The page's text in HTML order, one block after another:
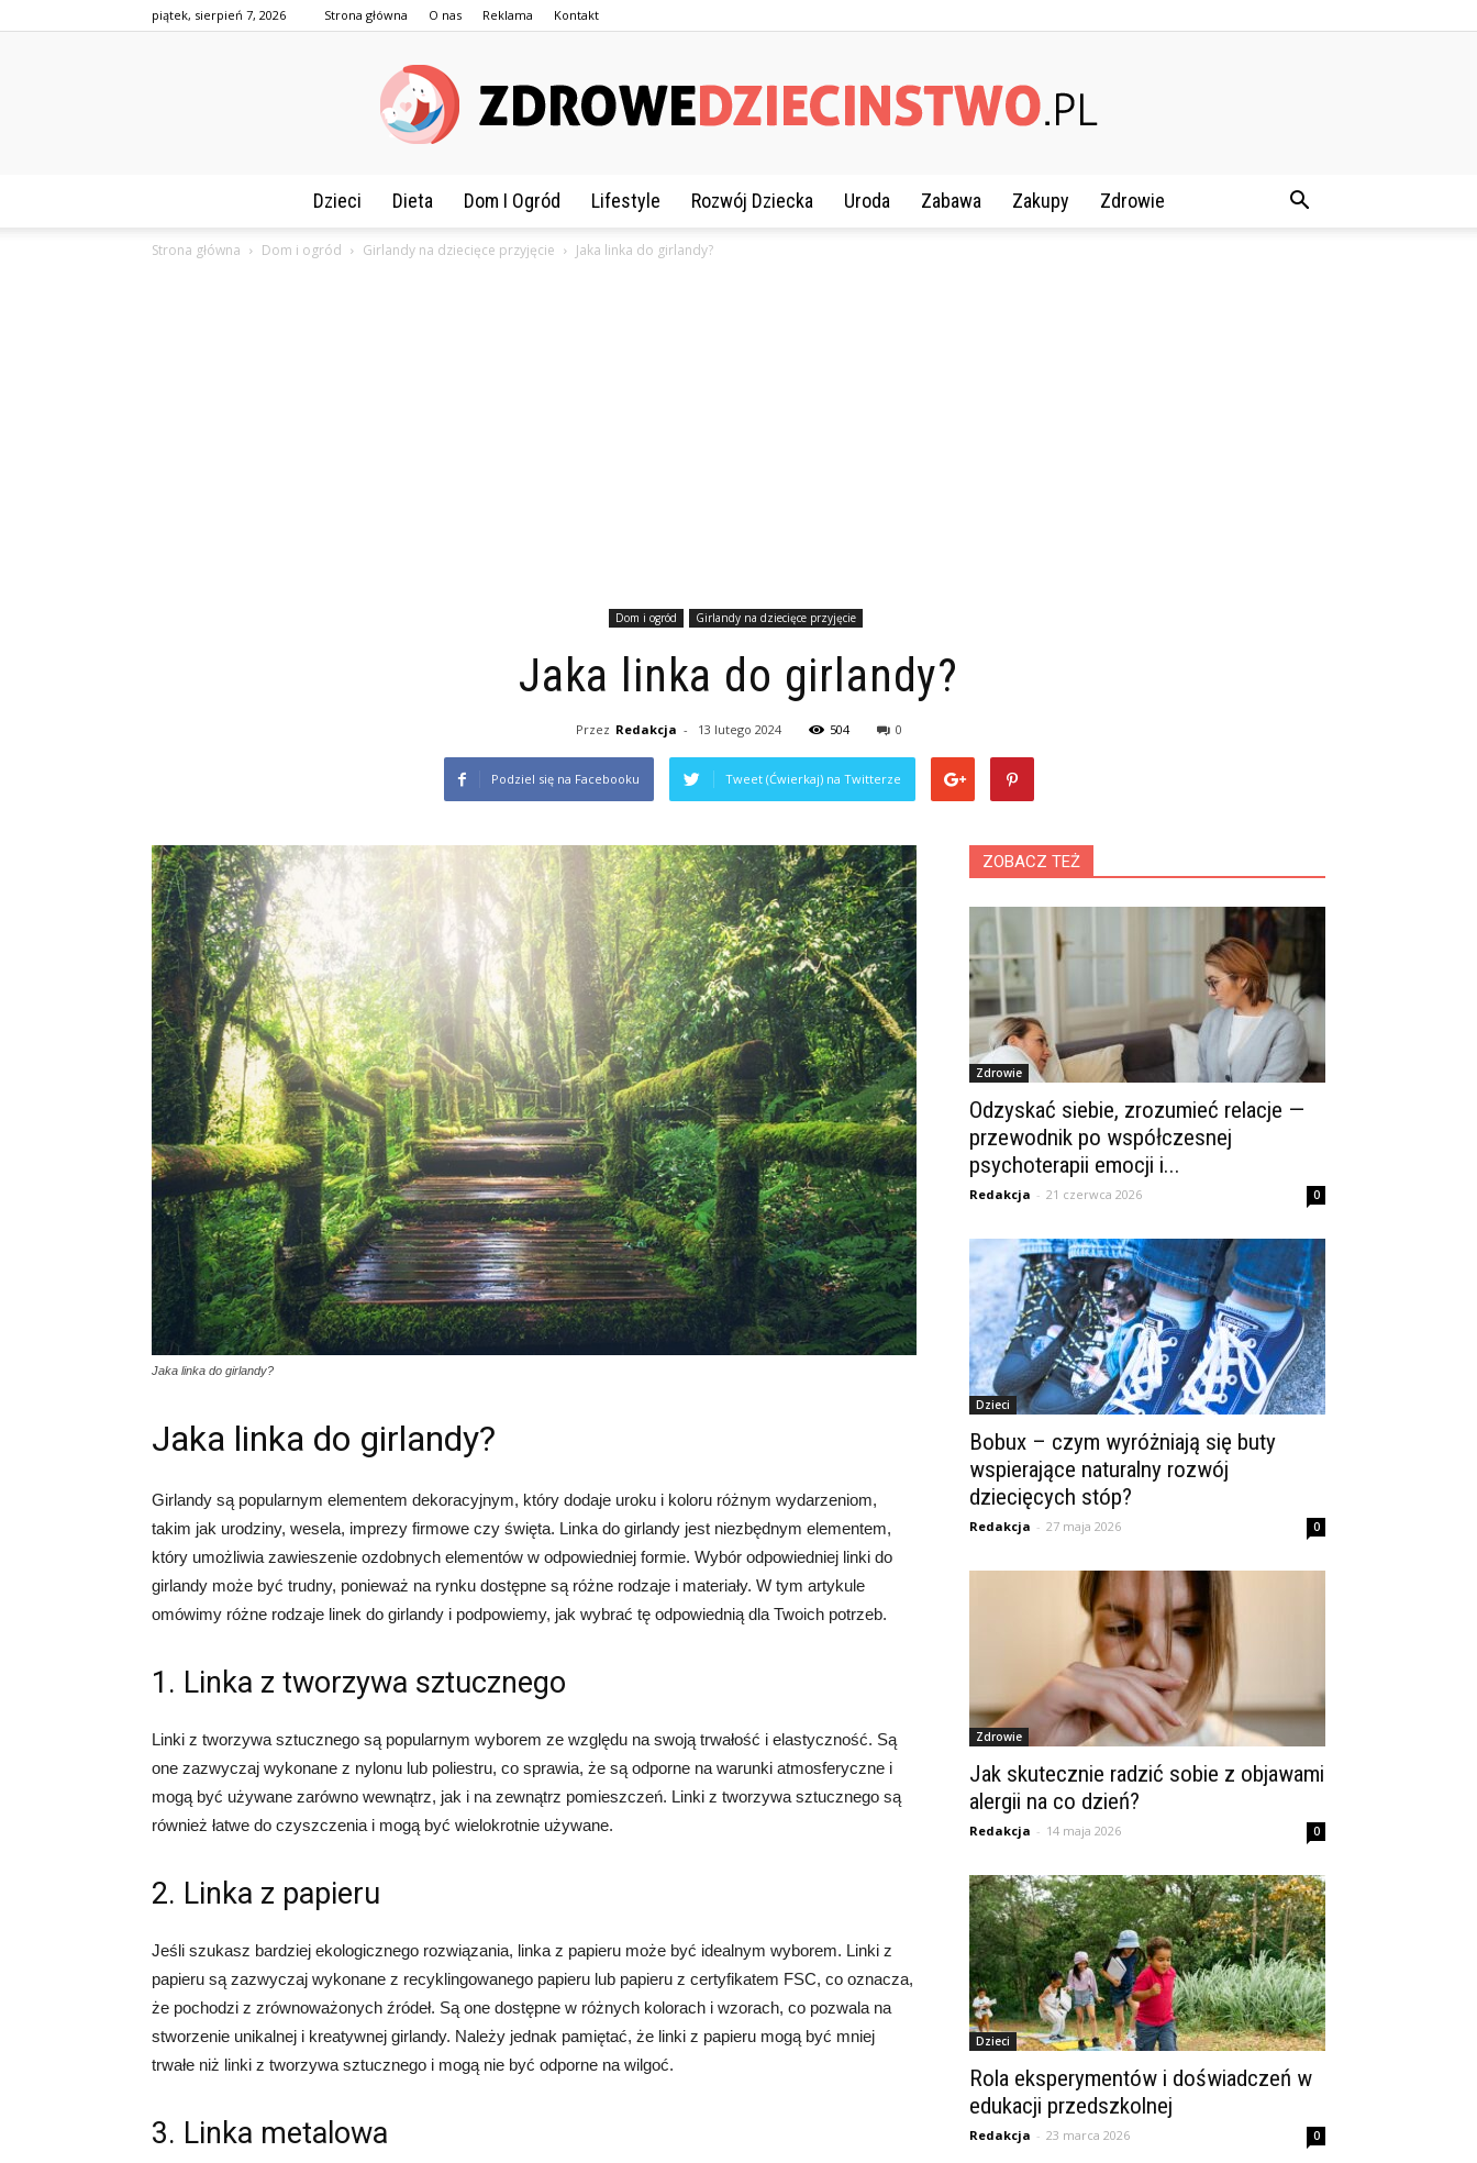
piątek, sierpień 7, 2026 Strona główna O nas Reklama Kontakt
ZdroweDziecinstwo.pl
Dzieci Dieta Dom I Ogród Lifestyle Rozwój Dziecka Uroda Zabawa Zakupy Zdrowie
Strona główna Dom i ogród Girlandy na dziecięce przyjęcie Jaka linka do girlandy?
Dom i ogród Girlandy na dziecięce przyjęcie
Jaka linka do girlandy?
Przez Redakcja - 13 lutego 2024 504 0
Podziel się na Facebooku Tweet (Ćwierkaj) na Twitterze
Jaka linka do girlandy?
Jaka linka do girlandy?
Girlandy są popularnym elementem dekoracyjnym, który dodaje uroku i koloru różnym wydarzeniom,
takim jak urodziny, wesela, imprezy firmowe czy święta. Linka do girlandy jest niezbędnym elementem,
który umożliwia zawieszenie ozdobnych elementów w odpowiedniej formie. Wybór odpowiedniej linki do
girlandy może być trudny, ponieważ na rynku dostępne są różne rodzaje i materiały. W tym artykule
omówimy różne rodzaje linek do girlandy i podpowiemy, jak wybrać tę odpowiednią dla Twoich potrzeb.
1. Linka z tworzywa sztucznego
Linki z tworzywa sztucznego są popularnym wyborem ze względu na swoją trwałość i elastyczność. Są
one zazwyczaj wykonane z nylonu lub poliestru, co sprawia, że są odporne na warunki atmosferyczne i
mogą być używane zarówno wewnątrz, jak i na zewnątrz pomieszczeń. Linki z tworzywa sztucznego są
również łatwe do czyszczenia i mogą być wielokrotnie używane.
2. Linka z papieru
Jeśli szukasz bardziej ekologicznego rozwiązania, linka z papieru może być idealnym wyborem. Linki z
papieru są zazwyczaj wykonane z recyklingowanego papieru lub papieru z certyfikatem FSC, co oznacza,
że pochodzi z zrównoważonych źródeł. Są one dostępne w różnych kolorach i wzorach, co pozwala na
stworzenie unikalnej i kreatywnej girlandy. Należy jednak pamiętać, że linki z papieru mogą być mniej
trwałe niż linki z tworzywa sztucznego i mogą nie być odporne na wilgoć.
3. Linka metalowa
ZOBACZ TEŻ
Zdrowie
Odzyskać siebie, zrozumieć relacje —
przewodnik po współczesnej
psychoterapii emocji i...
Redakcja - 21 czerwca 2026 0
Dzieci
Bobux – czym wyróżniają się buty
wspierające naturalny rozwój
dziecięcych stóp?
Redakcja - 27 maja 2026 0
Zdrowie
Jak skutecznie radzić sobie z objawami
alergii na co dzień?
Redakcja - 14 maja 2026 0
Dzieci
Rola eksperymentów i doświadczeń w
edukacji przedszkolnej
Redakcja - 23 marca 2026 0